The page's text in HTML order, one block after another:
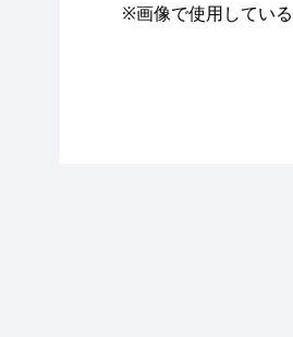
※画像で使用してい